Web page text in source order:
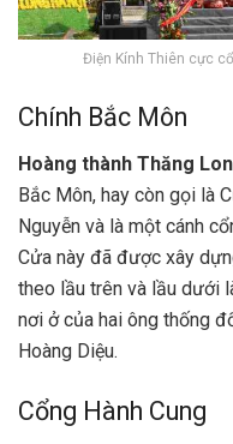
Điện Kính Thiên cực
Chính Bắc Môn
Hoàng thành Thăng
Bắc Môn, hay còn gọi là
Nguyễn và là một cánh
Cửa này đã được xây
theo lầu trên và lầu dưới
nơi ở của hai ông thống
Hoàng Diệu.
Cổng Hành Cung